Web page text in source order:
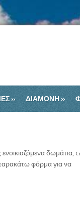
» ΔΙΑΜΟΝΗ»
δωμάτια,
φόρμα για να